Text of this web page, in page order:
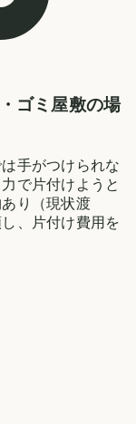
ゴミ屋敷の場
手がつけられな
で片付けようと
り（現状渡
、片付け費用を